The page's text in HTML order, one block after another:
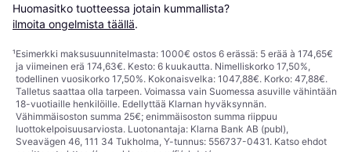
Huomasitko tuotteessa jotain kummallista?
ilmoita ongelmista täällä.
¹Esimerkki maksusuunnitelmasta: 1000€ ostos 6 erässä: 5 erää à 174,65€
ja viimeinen erä 174,63€. Kesto: 6 kuukautta. Nimelliskorko 17,50%,
todellinen vuosikorko 17,50%. Kokonaisvelka: 1047,88€. Korko: 47,88€.
Talletus saattaa olla tarpeen. Voimassa vain Suomessa asuville vähintään
18-vuotiaille henkilöille. Edellyttää Klarnan hyväksynnän.
Vähimmäisoston summa 25€; enimmäisoston summa riippuu
luottokelpoisuusarviosta. Luotonantaja: Klarna Bank AB (publ),
Sveavägen 46, 111 34 Tukholma, Y-tunnus: 556737-0431. Katso ehdot